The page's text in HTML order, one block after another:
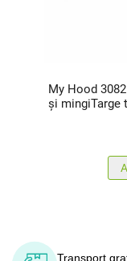
My Hood
și mingiTarge
Transport